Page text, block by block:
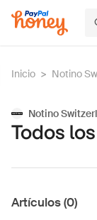
Inicio > Notino
Notino
Todos
Artículos (0)